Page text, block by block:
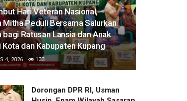
Hari Veteran Nasional,
Mitha Peduli Bersama Salurkan
bagi Ratusan Lansia dan Anak
Kota dan Kabupaten Kupang
4, 2026 133
Dorongan DPR RI, Usman